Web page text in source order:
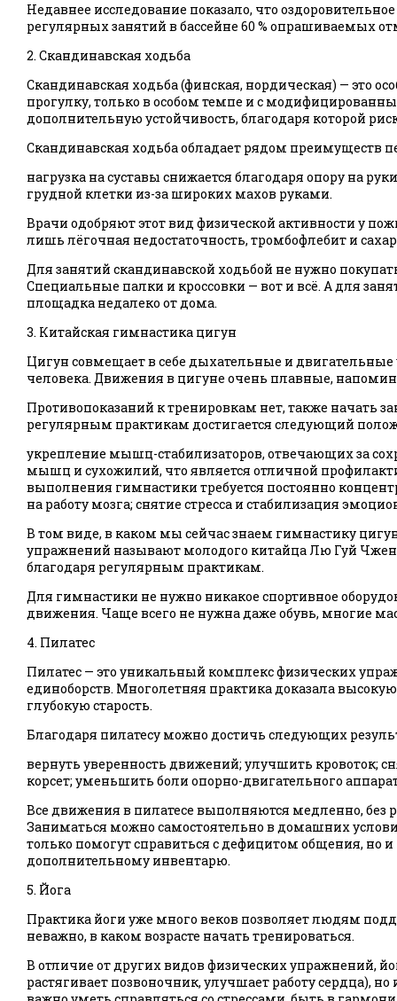
Недавнее исследование показало, что
регулярных занятий в бассейне 60 % опрашиваемых
2. Скандинавская ходьба
Скандинавская ходьба (финская, нордическая) — это
прогулку, только в особом темпе и с
дополнительную устойчивость, благодаря которой
Скандинавская ходьба обладает рядом преимуществ
нагрузка на суставы снижается благодаря опору на
грудной клетки из-за широких махов руками.
Врачи одобряют этот вид физической активности у
лишь лёгочная недостаточность, тромбофлебит и
Для занятий скандинавской ходьбой не нужно
Специальные палки и кроссовки — вот и всё. А для
площадка недалеко от дома.
3. Китайская гимнастика цигун
Цигун совмещает в себе дыхательные и
человека. Движения в цигуне очень плавные,
Противопоказаний к тренировкам нет, также начать
регулярным практикам достигается следующий
укрепление мышц-стабилизаторов, отвечающих за
мышц и сухожилий, что является отличной
выполнения гимнастики требуется постоянно
на работу мозга; снятие стресса и стабилизация
В том виде, в каком мы сейчас знаем гимнастику
упражнений называют молодого китайца Лю Гуй
благодаря регулярным практикам.
Для гимнастики не нужно никакое спортивное
движения. Чаще всего не нужна даже обувь, многие
4. Пилатес
Пилатес — это уникальный комплекс физических
единоборств. Многолетняя практика доказала
глубокую старость.
Благодаря пилатесу можно достичь следующих
вернуть уверенность движений; улучшить кровоток;
корсет; уменьшить боли опорно-двигательного
Все движения в пилатесе выполняются медленно,
Заниматься можно самостоятельно в домашних
только помогут справиться с дефицитом общения, но
дополнительному инвентарю.
5. Йога
Практика йоги уже много веков позволяет людям
неважно, в каком возрасте начать тренироваться.
В отличие от других видов физических упражнений,
растягивает позвоночник, улучшает работу сердца),